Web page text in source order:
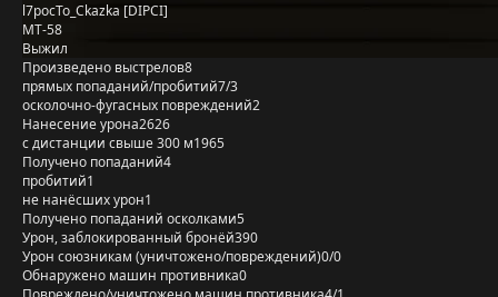
l7pocTo_Ckazka [DIPCI]
MT-58
Выжил
Произведено выстрелов8
прямых попаданий/пробитий7/3
осколочно-фугасных повреждений2
Нанесение урона2626
с дистанции свыше 300 м1965
Получено попаданий4
пробитий1
не нанёсших урон1
Получено попаданий осколками5
Урон, заблокированный бронёй390
Урон союзникам (уничтожено/повреждений)0/0
Обнаружено машин противника0